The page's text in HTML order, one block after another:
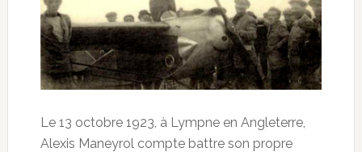
Le 13 octobre 1923, à Lympne en Angleterre,
Alexis Maneyrol compte battre son propre